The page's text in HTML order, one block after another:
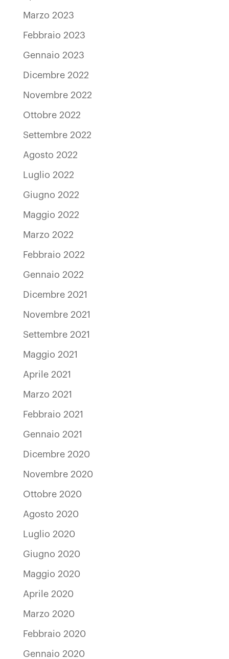
Marzo 2023
Febbraio 2023
Gennaio 2023
Dicembre 2022
Novembre 2022
Ottobre 2022
Settembre 2022
Agosto 2022
Luglio 2022
Giugno 2022
Maggio 2022
Marzo 2022
Febbraio 2022
Gennaio 2022
Dicembre 2021
Novembre 2021
Settembre 2021
Maggio 2021
Aprile 2021
Marzo 2021
Febbraio 2021
Gennaio 2021
Dicembre 2020
Novembre 2020
Ottobre 2020
Agosto 2020
Luglio 2020
Giugno 2020
Maggio 2020
Aprile 2020
Marzo 2020
Febbraio 2020
Gennaio 2020